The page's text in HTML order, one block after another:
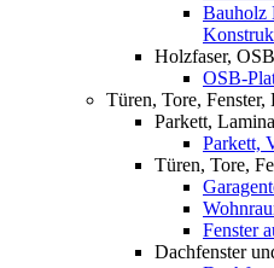
Bauholz
Holzfaser,
OSB-
Türen, Tore, Fenster,
Parkett,
Parkett,
Türen, Tore,
Fenster
Dachfenster